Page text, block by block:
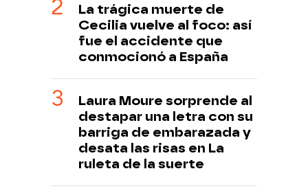
La trágica muerte de
Cecilia vuelve al foco: así
fue el accidente que
conmocionó a España
Laura Moure sorprende al
destapar una letra con su
barriga de embarazada y
desata las risas en La
ruleta de la suerte